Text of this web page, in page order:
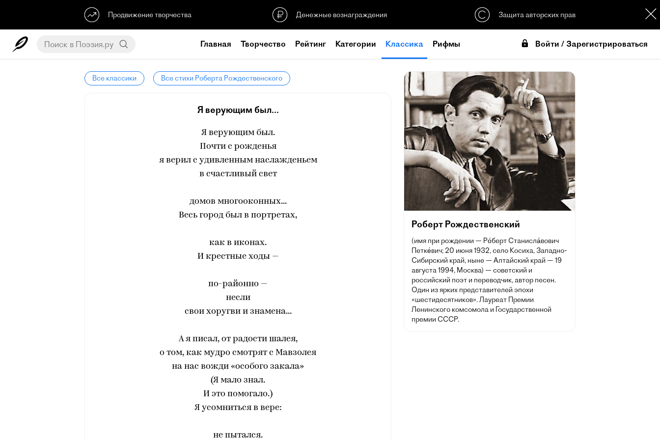
Продвижение творчества Денежные вознаграждения Защита авторских прав
Главная Творчество Рейтинг Категории Классика Рифмы Войти / Зарегистрироваться
Все классики Все стихи Роберта Рождественского
Я верующим был...
Я верующим был.
Почти с рожденья
я верил с удивленным наслажденьем
в счастливый свет
домов многооконных...
Весь город был в портретах,
как в иконах.
И крестные ходы —
по-районно —
несли
свои хоругви и знамена...
А я писал, от радости шалея,
о том, как мудро смотрят с Мавзолея
на нас вожди «особого закала»
(Я мало знал.
И это помогало.)
Я усомниться в вере:
не пытался.
Роберт Рождественский
(имя при рождении — Ро́берт Станисла́вович
Петке́вич; 20 июня 1932, село Косиха, Западно-
Сибирский край, ныне — Алтайский край — 19
августа 1994, Москва) — советский и
российский поэт и переводчик, автор песен.
Один из ярких представителей эпохи
«шестидесятников». Лауреат Премии
Ленинского комсомола и Государственной
премии СССР.